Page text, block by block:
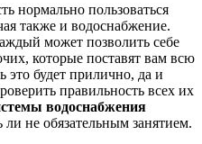
нормально пользоваться
также и водоснабжение.
может позволить себе
которые поставят вам всю
это будет прилично, да и
правильность всех их
водоснабжения
ли не обязательным занятием.